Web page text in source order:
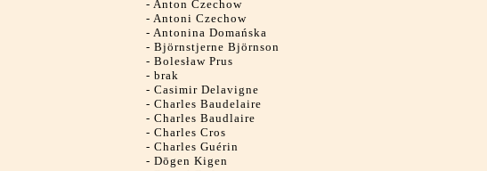
- Anton Czechow
- Antoni Czechow
- Antonina Domańska
- Björnstjerne Björnson
- Bolesław Prus
- brak
- Casimir Delavigne
- Charles Baudelaire
- Charles Baudlaire
- Charles Cros
- Charles Guérin
- Dōgen Kigen